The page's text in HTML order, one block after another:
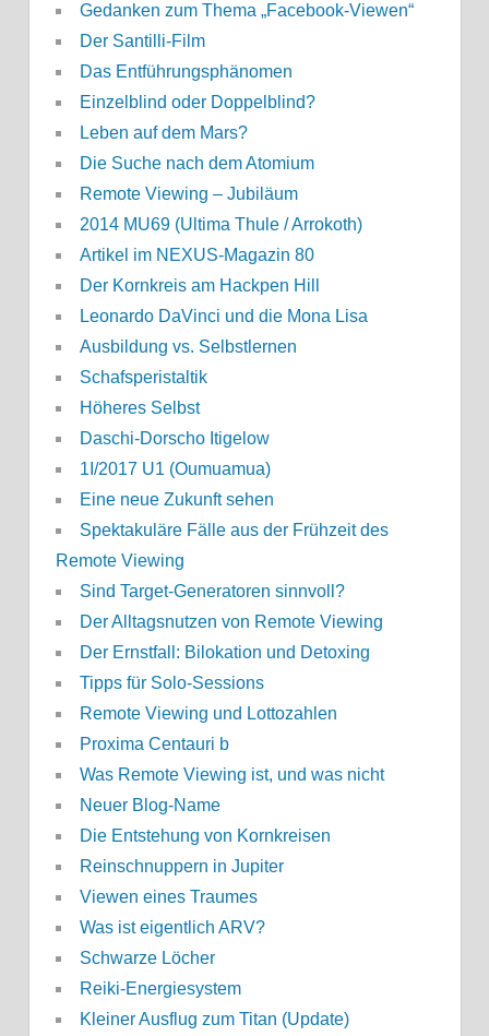
Gedanken zum Thema „Facebook-Viewen“
Der Santilli-Film
Das Entführungsphänomen
Einzelblind oder Doppelblind?
Leben auf dem Mars?
Die Suche nach dem Atomium
Remote Viewing – Jubiläum
2014 MU69 (Ultima Thule / Arrokoth)
Artikel im NEXUS-Magazin 80
Der Kornkreis am Hackpen Hill
Leonardo DaVinci und die Mona Lisa
Ausbildung vs. Selbstlernen
Schafsperistaltik
Höheres Selbst
Daschi-Dorscho Itigelow
1I/2017 U1 (Oumuamua)
Eine neue Zukunft sehen
Spektakuläre Fälle aus der Frühzeit des
Remote Viewing
Sind Target-Generatoren sinnvoll?
Der Alltagsnutzen von Remote Viewing
Der Ernstfall: Bilokation und Detoxing
Tipps für Solo-Sessions
Remote Viewing und Lottozahlen
Proxima Centauri b
Was Remote Viewing ist, und was nicht
Neuer Blog-Name
Die Entstehung von Kornkreisen
Reinschnuppern in Jupiter
Viewen eines Traumes
Was ist eigentlich ARV?
Schwarze Löcher
Reiki-Energiesystem
Kleiner Ausflug zum Titan (Update)